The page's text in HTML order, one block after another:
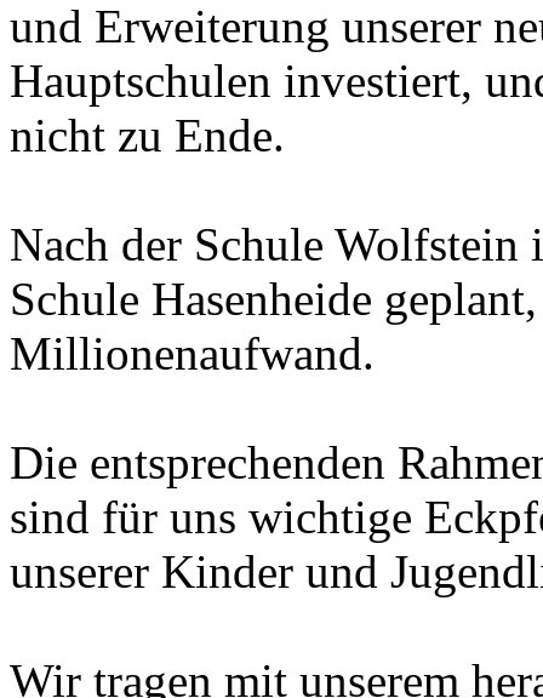
und Erweiterung unserer
Hauptschulen investiert,
nicht zu Ende.
Nach der Schule Wolfstein
Schule Hasenheide
Millionenaufwand.
Die entsprechenden
sind für uns wichtige
unserer Kinder und
Wir tragen mit unserem